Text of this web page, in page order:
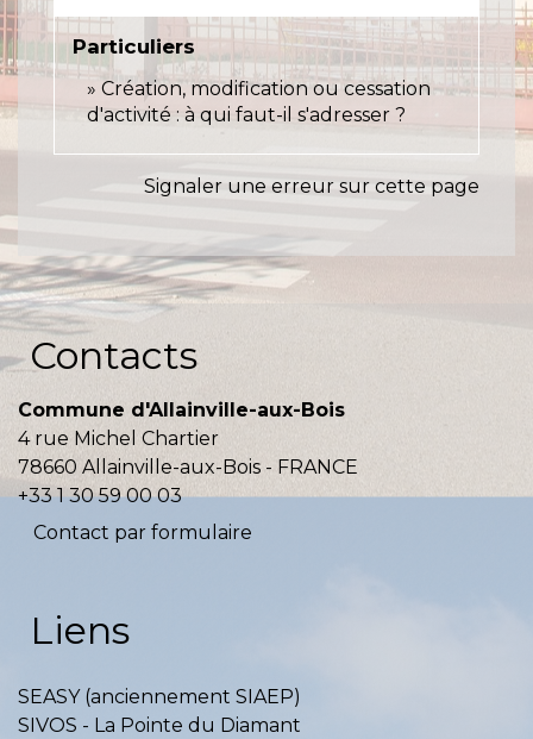
Particuliers
Création, modification ou cessation
d'activité : à qui faut-il s'adresser ?
Signaler une erreur sur cette page
Contacts
Commune d'Allainville-aux-Bois
4 rue Michel Chartier
78660 Allainville-aux-Bois - FRANCE
+33 1 30 59 00 03
Contact par formulaire
Liens
SEASY (anciennement SIAEP)
SIVOS - La Pointe du Diamant